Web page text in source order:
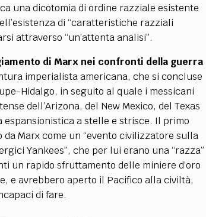
una dicotomia di ordine razziale esistente
di “caratteristiche razziali
attraverso “un’attenta analisi”.
di Marx nei confronti della guerra
imperialista americana, che si concluse
Hidalgo, in seguito al quale i messicani
dell’Arizona, del New Mexico, del Texas
a stelle e strisce. Il primo
Marx come un “evento civilizzatore sulla
Yankees”, che per lui erano una “razza”
un rapido sfruttamento delle miniere d’oro
e avrebbero aperto il Pacifico alla civiltà,
di fare.